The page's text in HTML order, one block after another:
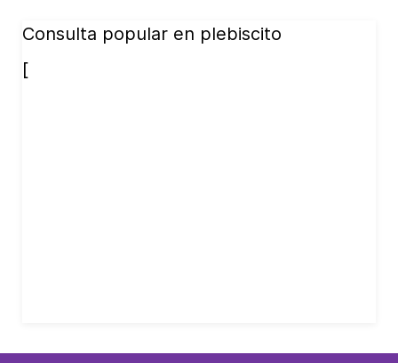
Consulta popular en plebiscito
[